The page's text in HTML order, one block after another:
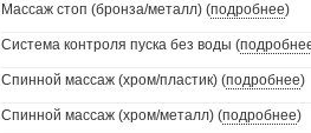
Массаж стоп (бронза/металл) (подробнее)
Система контроля пуска без воды (
Спинной массаж (хром/пластик) (подробнее)
Спинной массаж (хром/металл) (подробнее)